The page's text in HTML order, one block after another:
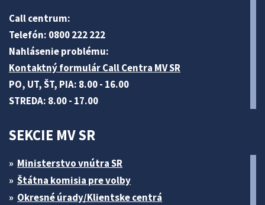
Call centrum:
Telefón: 0800 222 222
Nahlásenie problému:
Kontaktný formulár Call Centra MV SR
PO, UT, ŠT, PIA: 8.00 - 16.00
STREDA: 8.00 - 17.00
SEKCIE MV SR
Ministerstvo vnútra SR
Štátna komisia pre volby
Okresné úrady/Klientske centrá